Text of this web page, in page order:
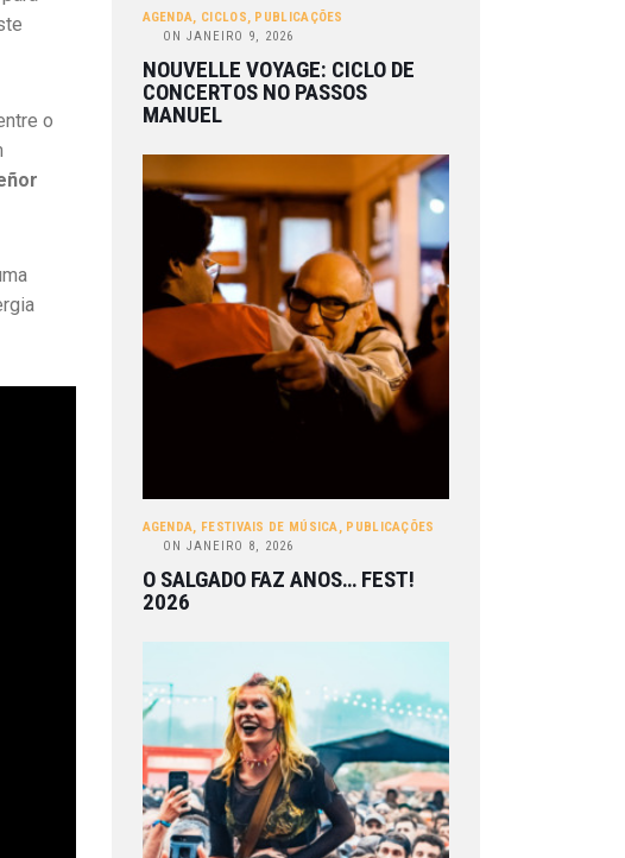
o
AGENDA, CICLOS, PUBLICAÇÕES
ON JANEIRO 9, 2026
NOUVELLE VOYAGE: CICLO DE
CONCERTOS NO PASSOS
MANUEL
AGENDA, FESTIVAIS DE MÚSICA, PUBLICAÇÕES
ON JANEIRO 8, 2026
O SALGADO FAZ ANOS… FEST!
2026